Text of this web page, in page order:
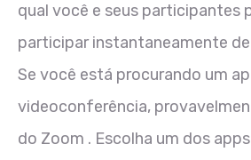
qual você e seus participantes
participar instantaneamente
Se você está procurando um
videoconferência,
do Zoom . Escolha um dos